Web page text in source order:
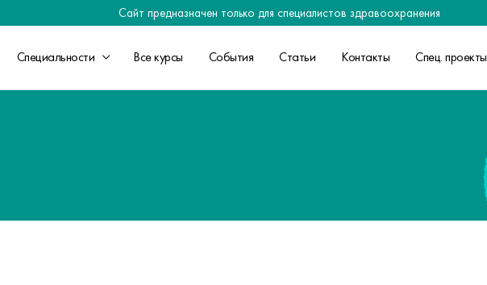
Сайт предназначен только для специалистов здравоохранения
Специальности Все курсы События Статьи Контакты Спец. проекты